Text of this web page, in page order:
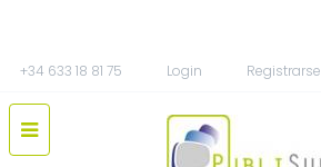
+34 633 18 81 75 Login Registrarse